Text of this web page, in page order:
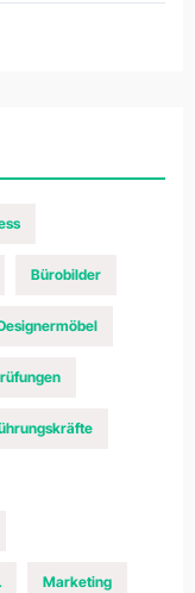
Bürobilder
Marketing